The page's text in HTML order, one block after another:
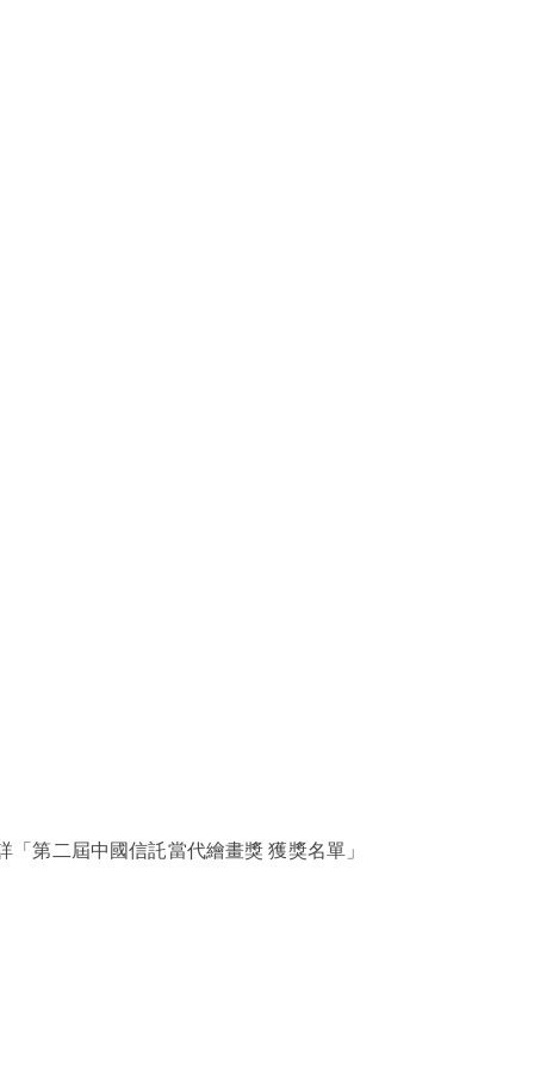
第二屆中國信託當代繪畫獎 獲獎名單」